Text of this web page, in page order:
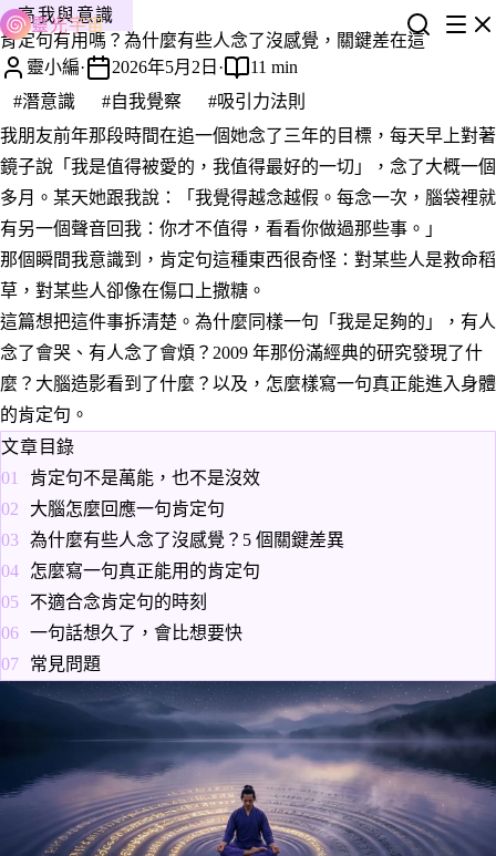
靈光宇宙
高我與意識
肯定句有用嗎？為什麼有些人念了沒感覺，關鍵差在這
靈小編· 2026年5月2日 ·
11 min
#潛意識
#自我覺察
#吸引力法則
我朋友前年那段時間在追一個她念了三年的目標，每天早上對著
鏡子說「我是值得被愛的，我值得最好的一切」，念了大概一個
多月。某天她跟我說：「我覺得越念越假。每念一次，腦袋裡就
有另一個聲音回我：你才不值得，看看你做過那些事。」
那個瞬間我意識到，肯定句這種東西很奇怪：對某些人是救命稻
草，對某些人卻像在傷口上撒糖。
這篇想把這件事拆清楚。為什麼同樣一句「我是足夠的」，有人
念了會哭、有人念了會煩？2009 年那份滿經典的研究發現了什
麼？大腦造影看到了什麼？以及，怎麼樣寫一句真正能進入身體
的肯定句。
文章目錄
肯定句不是萬能，也不是沒效
大腦怎麼回應一句肯定句
為什麼有些人念了沒感覺？5 個關鍵差異
怎麼寫一句真正能用的肯定句
不適合念肯定句的時刻
一句話想久了，會比想要快
常見問題